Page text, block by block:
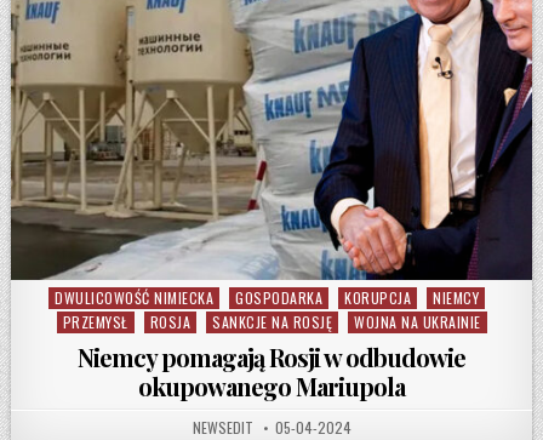
Posted in
DWULICOWOŚĆ NIMIECKA GOSPODARKA KORUPCJA
NIEMCY
PRZEMYSŁ
ROSJA SANKCJE NA ROSJĘ WOJNA NA UKRAINIE
Niemcy pomagają Rosji w odbudowie
okupowanego Mariupola
AUTHOR:
NEWSEDIT PUBLISHED DATE:
05-04-2024